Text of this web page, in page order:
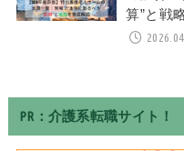
算”と戦
PR：介護系転職サイト！